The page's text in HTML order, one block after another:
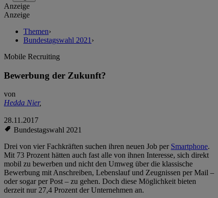
Anzeige
Anzeige
Themen›
Bundestagswahl 2021 ›
Mobile Recruiting
Bewerbung der Zukunft?
von
Hedda Nier,
28.11.2017
Bundestagswahl 2021
Drei von vier Fachkräften suchen ihren neuen Job per Smartphone.
Mit 73 Prozent hätten auch fast alle von ihnen Interesse, sich direkt
mobil zu bewerben und nicht den Umweg über die klassische
Bewerbung mit Anschreiben, Lebenslauf und Zeugnissen per Mail –
oder sogar per Post – zu gehen. Doch diese Möglichkeit bieten
derzeit nur 27,4 Prozent der Unternehmen an.